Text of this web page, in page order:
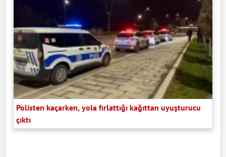
Polisten kaçarken, yola fırlattığı kağıttan uyuşturucu
çıktı